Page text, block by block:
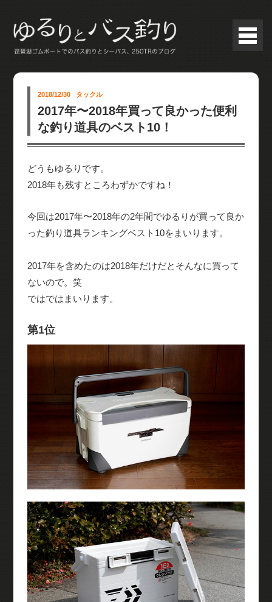
2018/12/30 タックル
2017年〜2018年買って良かった便利
な釣り道具のベスト10！
どうもゆるりです。
2018年も残すところわずかですね！
今回は2017年〜2018年の2年間でゆるりが買って良か
った釣り道具ランキングベスト10をまいります。
2017年を含めたのは2018年だけだとそんなに買って
ないので。笑
ではではまいります。
第1位